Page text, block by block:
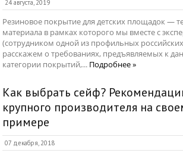
24 августа, 2019
Резиновое покрытие для детских площадок —
материала в рамках которого мы вместе с
(сотрудником одной из профильных
расскажем о требованиях, предъявляемых к
категории покрытий,... Подробнее »
Как выбрать сейф?
крупного производителя на
примере
07 декабря, 2018